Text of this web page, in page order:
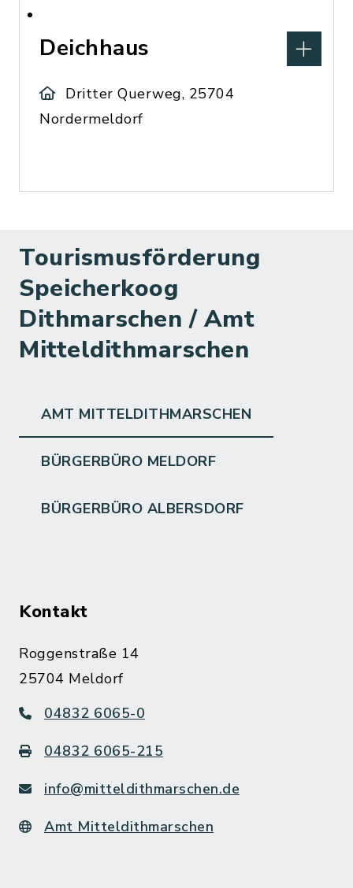
Deichhaus
Dritter Querweg, 25704
Nordermeldorf
Tourismusförderung
Speicherkoog
Dithmarschen / Amt
Mitteldithmarschen
AMT MITTELDITHMARSCHEN
BÜRGERBÜRO MELDORF
BÜRGERBÜRO ALBERSDORF
Kontakt
Roggenstraße 14
25704 Meldorf
04832 6065-0
04832 6065-215
info@mitteldithmarschen.de
Amt Mitteldithmarschen